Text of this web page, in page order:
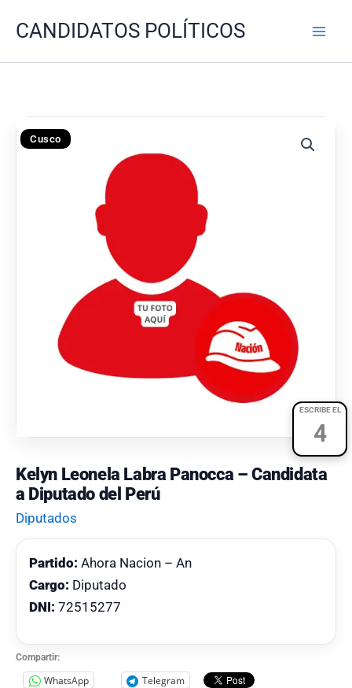
CANDIDATOS POLÍTICOS
ESCRIBE EL
4
Cusco
Kelyn Leonela Labra Panocca – Candidata
a Diputado del Perú
Diputados
Partido: Ahora Nacion – An
Cargo: Diputado
DNI: 72515277
Compartir:
WhatsApp
Telegram